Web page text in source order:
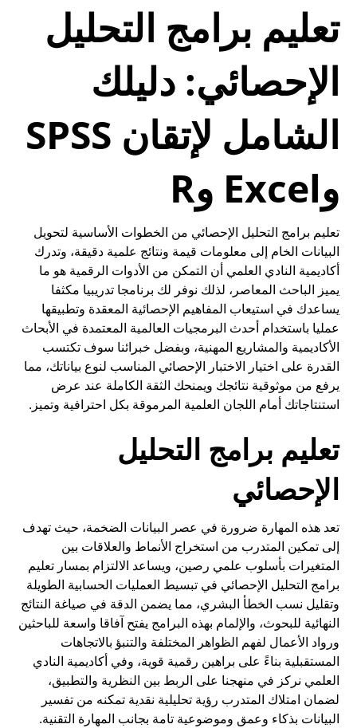
تعليم برامج التحليل
الإحصائي: دليلك
الشامل لإتقان SPSS
وExcel وR
تعليم برامج التحليل الإحصائي من الخطوات الأساسية لتحويل
البيانات الخام إلى معلومات قيمة ونتائج علمية دقيقة، وتدرك
أكاديمية النادي العلمي أن التمكن من الأدوات الرقمية هو ما
يميز الباحث المعاصر، لذلك نوفر لك برنامجا تدريبيا مكثفا
يساعدك في استيعاب المفاهيم الإحصائية المعقدة وتطبيقها
عمليا باستخدام أحدث البرمجيات العالمية المعتمدة في الأبحاث
الأكاديمية والمشاريع المهنية، وبفضل خبرائنا سوف تكتسب
القدرة على اختيار الاختبار الإحصائي المناسب لنوع بياناتك، مما
يرفع من موثوقية نتائجك ويمنحك الثقة الكاملة عند عرض
استنتاجاتك أمام اللجان العلمية المرموقة بكل احترافية وتميز.
تعليم برامج التحليل
الإحصائي
تعد هذه المهارة ضرورة في عصر البيانات الضخمة، حيث تهدف
إلى تمكين المتدرب من استخراج الأنماط والعلاقات بين
المتغيرات بأسلوب علمي رصين، ويساعد الالتزام بمسار تعليم
برامج التحليل الإحصائي في تبسيط العمليات الحسابية الطويلة
وتقليل نسب الخطأ البشري، مما يضمن الدقة في صياغة النتائج
النهائية للبحوث، والإلمام بهذه البرامج يفتح آفاقا واسعة للباحثين
ورواد الأعمال لفهم الظواهر المختلفة والتنبؤ بالاتجاهات
المستقبلية بناءً على براهين رقمية قوية، وفي أكاديمية النادي
العلمي نركز في منهجنا على الربط بين النظرية والتطبيق،
لضمان امتلاك المتدرب رؤية تحليلية نقدية تمكنه من تفسير
البيانات بذكاء وعمق وموضوعية تامة بجانب المهارة التقنية.